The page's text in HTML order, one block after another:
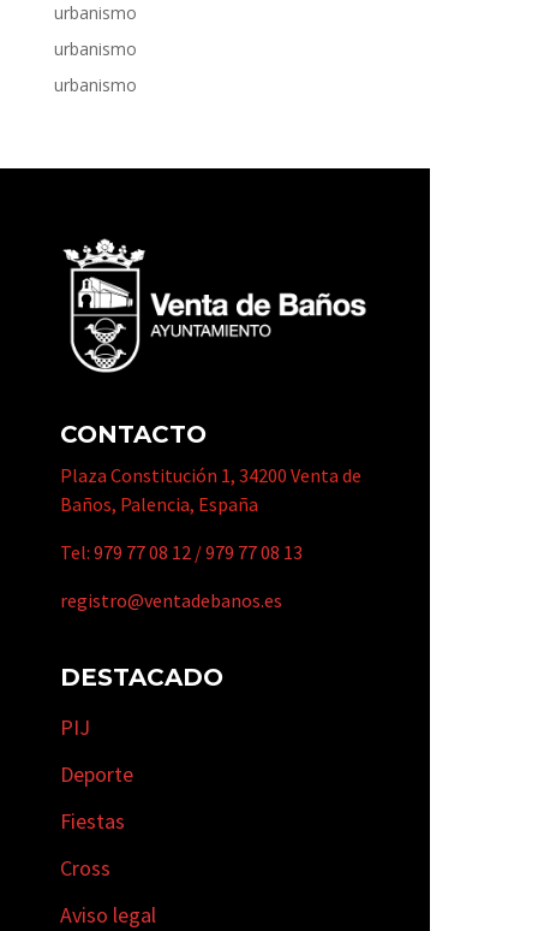
urbanismo
urbanismo
urbanismo
CONTACTO
Plaza Constitución 1, 34200 Venta de
Baños, Palencia, España
Tel: 979 77 08 12 /979 77 08 13
registro@ventadebanos.es
DESTACADO
PIJ
Deporte
Fiestas
Cross
Aviso legal